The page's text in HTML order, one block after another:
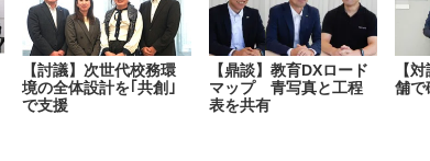
【討議】次世代校務環
境の全体設計を｢共創｣
で支援
【鼎談】教育DXロード
マップ 青写真と工程
表を共有
【
舗で